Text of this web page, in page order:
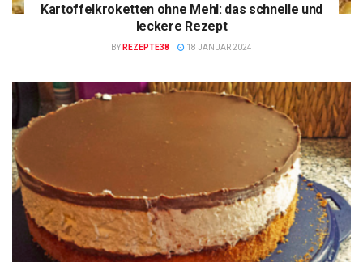
Kartoffelkroketten ohne Mehl: das schnelle und
leckere Rezept
BY REZEPTE38 18 JANUAR 2024